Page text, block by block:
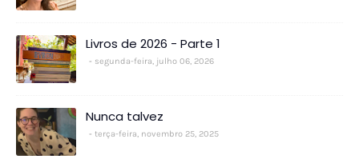
Livros de 2026 - Parte 1
segunda-feira, julho 06, 2026
Nunca talvez
terça-feira, novembro 25, 2025